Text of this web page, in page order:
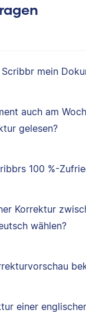
mein
auch am
gelesen?
100 %-
Korrektur
wählen?
einer